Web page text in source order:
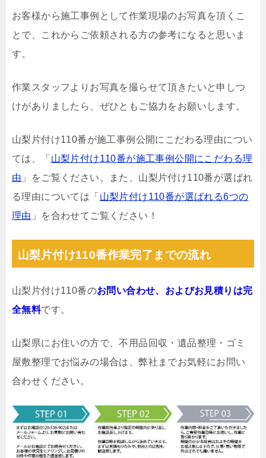
お客様から施工事例として作業現場のお写真を頂くこ
とで、これからご依頼される方の参考になると思いま
す。
作業スタッフよりお写真を撮らせて頂きたいと申しつ
けがありましたら、ぜひともご協力をお願いします。
山梨片付け110番が施工事例公開にこだわる理由につい
ては、「 山梨片付け110番が施工事例公開にこだわる理
由 」をご覧ください。また、山梨片付け110番が選ばれ
る理由については「 山梨片付け110番が選ばれる6つの
理由 」を合わせてご覧ください！
山梨片付け110番作業完了までの流れ
山梨片付け110番のお問い合わせ、およびお見積りは完
全無料です。
山梨県にお住いの方で、不用品回収・遺品整理・ゴミ
屋敷整理でお悩みの場合は、弊社までお気軽にお問い
合わせください。